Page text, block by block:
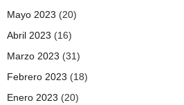
Mayo 2023 (20)
Abril 2023 (16)
Marzo 2023 (31)
Febrero 2023 (18)
Enero 2023 (20)